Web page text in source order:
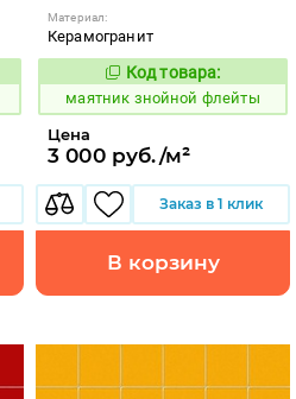
Материал:
Керамогранит
925991
Код товара:
маятник знойной флейты
Цена
3 000 руб./м²
Заказ в 1 клик
В корзину